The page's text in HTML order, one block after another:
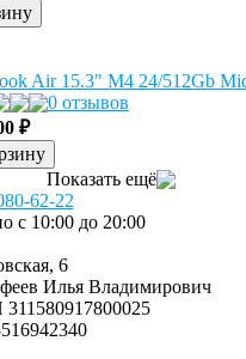
Air 15.3" M4 24/512Gb
0 отзывов
₽
Показать ещё
62-22
с 10:00 до 20:00
6
Илья Владимирович